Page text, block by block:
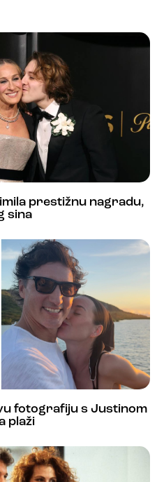
prestižnu nagradu,
sina
fotografiju s Justinom
plaži